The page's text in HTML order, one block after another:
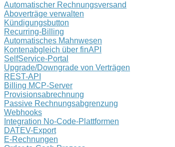
Automatischer Rechnungsversand
Aboverträge verwalten
Kündigungsbutton
Recurring-Billing
Automatisches Mahnwesen
Kontenabgleich über finAPI
SelfService-Portal
Upgrade/Downgrade von Verträgen
REST-API
Billing MCP-Server
Provisionsabrechnung
Passive Rechnungsabgrenzung
Webhooks
Integration No-Code-Plattformen
DATEV-Export
E-Rechnungen